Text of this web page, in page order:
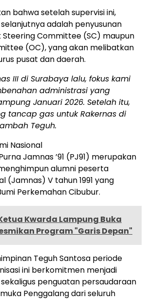
bahwa setelah supervisi ini,
adalah penyusunan
Steering Committee (SC) maupun
(OC), yang akan melibatkan
pusat dan daerah.
III di Surabaya lalu, fokus kami
administrasi yang
Januari 2026. Setelah itu,
tancap gas untuk Rakernas di
Teguh.
Nasional
Jamnas ’91 (PJ91) merupakan
alumni peserta
(Jamnas) V tahun 1991 yang
Perkemahan Cibubur.
Kwarda Lampung Buka
Program "Garis Depan"
Teguh Santosa periode
ini berkomitmen menjadi
penguatan persaudaraan
Penggalang dari seluruh